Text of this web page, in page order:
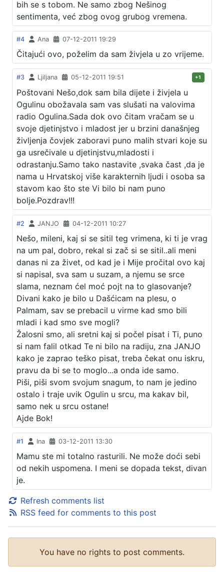
bih se s tobom. Ne samo zbog Nešinog
sentimenta, već zbog ovog grubog vremena.
#4 Ana 07-12-2011 19:29
Čitajući ovo, poželim da sam živjela u zo vrijeme.
#3 Ljiljana 05-12-2011 19:51 +1
Poštovani Nešo,dok sam bila dijete i živjela u
Ogulinu obožavala sam vas slušati na valovima
radio Ogulina.Sada dok ovo čitam vračam se u
svoje djetinjstvo i mladost jer u brzini današnjeg
življenja čovjek zaboravi puno malih stvari koje su
ga usrečivale u djetinjstvu,mladosti i
odrastanju.Samo tako nastavite ,svaka čast ,da je
nama u Hrvatskoj više karakternih ljudi i osoba sa
stavom kao što ste Vi bilo bi nam puno
bolje.Pozdrav!!!
#2 JANJO 04-12-2011 10:27
Nešo, mileni, kaj si se sitil teg vrimena, ki ti je vrag
na um pal, dobro, rekal si zač si se sitil..ali meni
danas ni za živet, od kad je i Mije pročital ovo kaj
si napisal, sva sam u suzam, a njemu se srce
slama, neznam ćel moć pojt na to glasovanje?
Divani kako je bilo u Dašćicam na plesu, o
Palmam, sav se prebacil u virme kad smo bili
mladi i kad smo sve mogli?
Žalosni smo, ali sretni kaj si počel pisat i Ti, puno
si nam falil otkad Te ni bilo na radiju, zna JANJO
kako je zaprao teško pisat, treba čekat onu iskru,
pravu da bi se to moglo...a onda ide samo.
Piši, piši svom svojum snagum, to nam je jedino
ostalo i traje uvik Ogulin u srcu, ma kakav bil,
samo nek u srcu ostane!
Ajde Bok!
#1 Ina 03-12-2011 13:30
Mamu ste mi totalno rasturili. Ne može doći sebi
od nekih uspomena. I meni se dopada tekst, divan
je.
Refresh comments list
RSS feed for comments to this post
You have no rights to post comments.